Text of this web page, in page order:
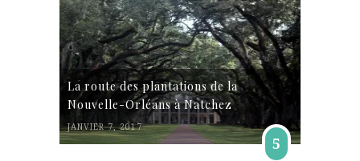
La route des plantations de la
Nouvelle-Orléans à Natchez
JANVIER 7, 2017
5